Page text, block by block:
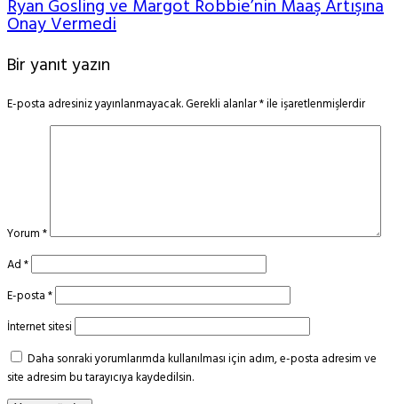
Ryan Gosling ve Margot Robbie’nin Maaş Artışına
Onay Vermedi
Bir yanıt yazın
E-posta adresiniz yayınlanmayacak.Gerekli alanlar*ile işaretlenmişlerdir
Yorum*
Ad*
E-posta*
İnternet sitesi
Daha sonraki yorumlarımda kullanılması için adım, e-posta adresim ve
site adresim bu tarayıcıya kaydedilsin.